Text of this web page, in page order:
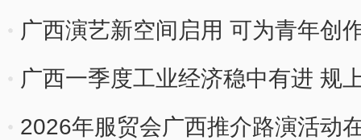
广西演艺新空间启用 可为青年创
会
广西一季度工业经济稳中有进 规
2026年服贸会广西推介路演活动